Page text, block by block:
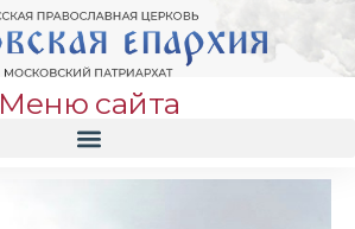
Меню сайта